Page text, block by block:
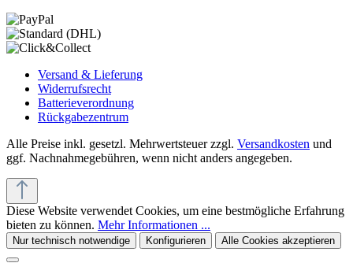
Versand & Lieferung
Widerrufsrecht
Batterieverordnung
Rückgabezentrum
Alle Preise inkl. gesetzl. Mehrwertsteuer zzgl. Versandkosten und
ggf. Nachnahmegebühren, wenn nicht anders angegeben.
Diese Website verwendet Cookies, um eine bestmögliche Erfahrung
bieten zu können. Mehr Informationen ...
Nur technisch notwendige Konfigurieren Alle Cookies akzeptieren